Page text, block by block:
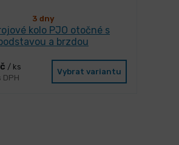
3 dny
kolo PJO otočné s
a brzdou
/ ks
DPH
Vybrat variantu